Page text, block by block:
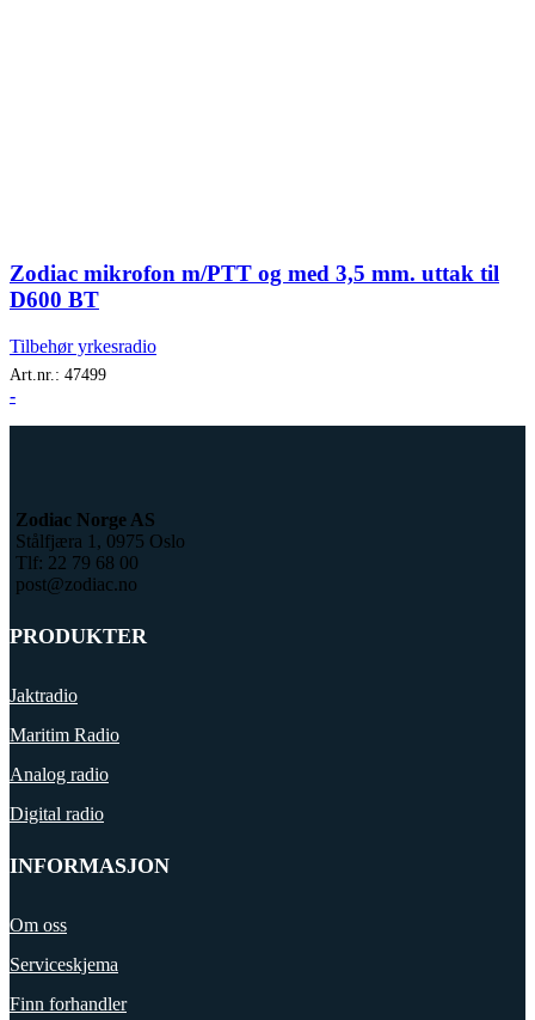
Zodiac mikrofon m/PTT og med 3,5 mm. uttak til
D600 BT
Tilbehør yrkesradio
Art.nr.: 47499
-
Zodiac Norge AS
Stålfjæra 1, 0975 Oslo
Tlf: 22 79 68 00
post@zodiac.no
PRODUKTER
Jaktradio
Maritim Radio
Analog radio
Digital radio
INFORMASJON
Om oss
Serviceskjema
Finn forhandler